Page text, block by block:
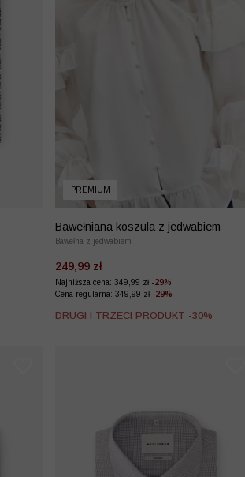
PREMIUM
Bawełniana koszula z jedwabiem
Bawełna z jedwabiem
249,99 zł
Najniższa cena: 349,99 zł -29%
Cena regularna: 349,99 zł -29%
DRUGI I TRZECI PRODUKT -30%